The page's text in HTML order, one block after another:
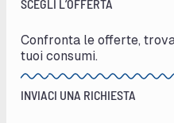
SCEGLI L’OFFERTA
Confronta le offerte,
tuoi consumi.
INVIACI UNA RICHIESTA